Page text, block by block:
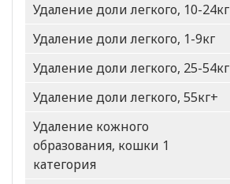
Удаление доли легкого, 10-24кг
Удаление доли легкого, 1-9кг
Удаление доли легкого, 25-54кг
Удаление доли легкого, 55кг+
Удаление кожного
образования, кошки 1
категория